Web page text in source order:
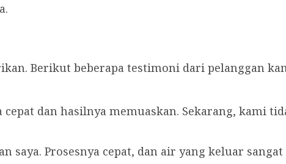
Berikut beberapa testimoni dari pelanggan
dan hasilnya memuaskan. Sekarang, kami
saya. Prosesnya cepat, dan air yang keluar